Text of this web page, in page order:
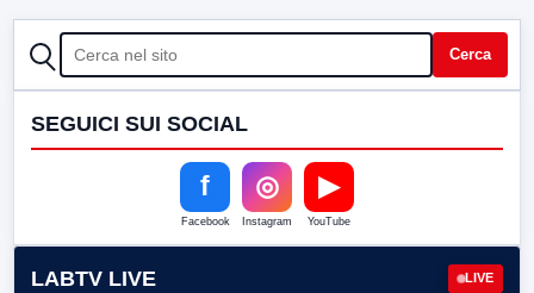
CERCA Cerca
SEGUICI SUI SOCIAL
f
Facebook
◎
Instagram
▶
YouTube
LABTV LIVE LIVE